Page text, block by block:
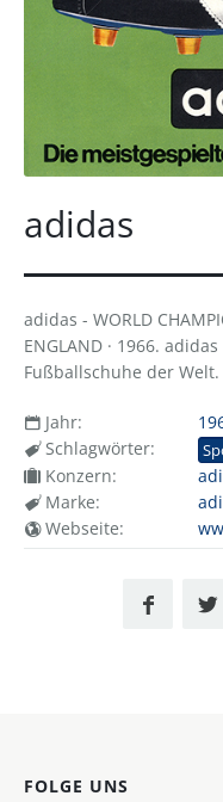
adidas
adidas - WORLD
ENGLAND · 1966.
Fußballschuhe der Welt.
Jahr:
Schlagwörter:
Konzern:
Marke:
Webseite:
FOLGE UNS